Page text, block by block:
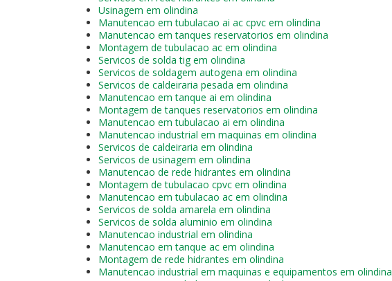
Usinagem em olindina
Manutencao em tubulacao ai ac cpvc em olindina
Manutencao em tanques reservatorios em olindina
Montagem de tubulacao ac em olindina
Servicos de solda tig em olindina
Servicos de soldagem autogena em olindina
Servicos de caldeiraria pesada em olindina
Manutencao em tanque ai em olindina
Montagem de tanques reservatorios em olindina
Manutencao em tubulacao ai em olindina
Manutencao industrial em maquinas em olindina
Servicos de caldeiraria em olindina
Servicos de usinagem em olindina
Manutencao de rede hidrantes em olindina
Montagem de tubulacao cpvc em olindina
Manutencao em tubulacao ac em olindina
Servicos de solda amarela em olindina
Servicos de solda aluminio em olindina
Manutencao industrial em olindina
Manutencao em tanque ac em olindina
Montagem de rede hidrantes em olindina
Manutencao industrial em maquinas e equipamentos em olindina